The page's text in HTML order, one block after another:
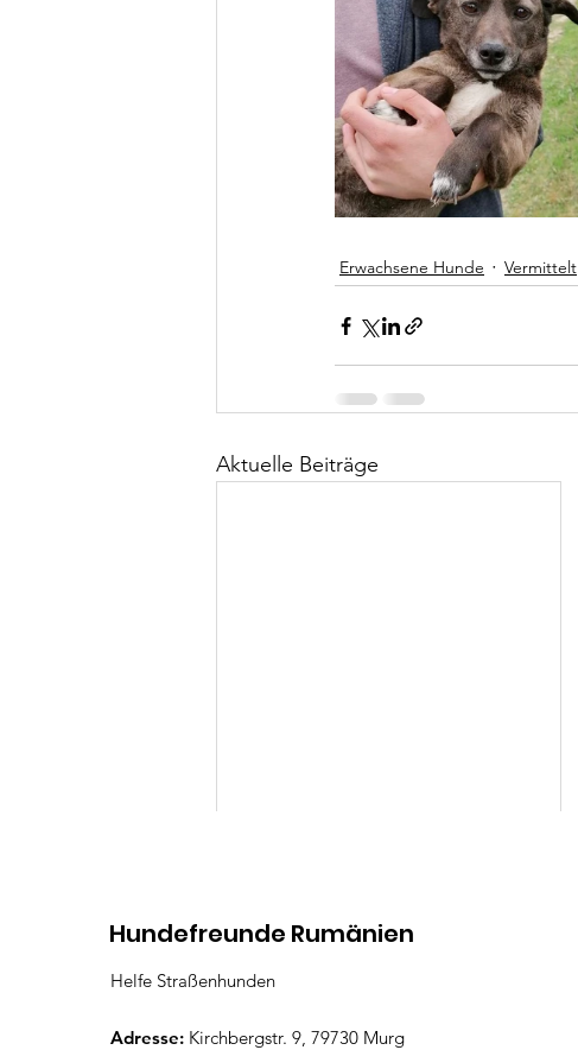
Erwachsene Hunde Vermittelt
Aktuelle Beiträge
Virginia
Hundefreunde Rumänien
Helfe Straßenhunden
Adresse: Kirchbergstr. 9, 79730 Murg